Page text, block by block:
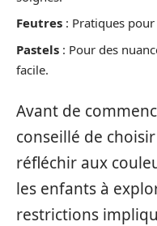
Feutres : Pratiques
Pastels : Pour des
facile.
Avant de
conseillé de
réfléchir aux
les enfants à
restrictions